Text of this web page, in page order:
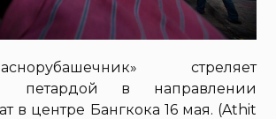
стреляет
петардой в направлении
в центре Бангкока 16 мая. (Athit